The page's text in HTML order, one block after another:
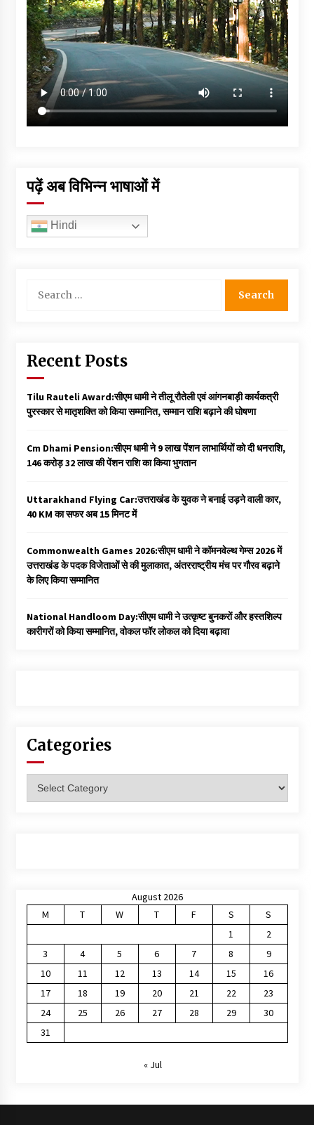
पढ़ें अब विभिन्न भाषाओं में
Hindi
for:
Recent Posts
Tilu Rauteli Award:सीएम धामी ने तीलू रौतेली एवं आंगनबाड़ी कार्यकत्री
पुरस्कार से मातृशक्ति को किया सम्मानित, सम्मान राशि बढ़ाने की घोषणा
Cm Dhami Pension:सीएम धामी ने 9 लाख पेंशन लाभार्थियों को दी धनराशि, ₹
146 करोड़ 32 लाख की पेंशन राशि का किया भुगतान
Uttarakhand Flying Car:उत्तराखंड के युवक ने बनाई उड़ने वाली कार,
40 KM का सफर अब 15 मिनट में
Commonwealth Games 2026:सीएम धामी ने कॉमनवेल्थ गेम्स 2026 में
उत्तराखंड के पदक विजेताओं से की मुलाकात, अंतरराष्ट्रीय मंच पर गौरव बढ़ाने
के लिए किया सम्मानित
National Handloom Day:सीएम धामी ने उत्कृष्ट बुनकरों और हस्तशिल्प
कारीगरों को किया सम्मानित, वोकल फॉर लोकल को दिया बढ़ावा
Categories
August 2026
M
T W T F S
S
1
2
3
4 5 6 7 8
9
10
11 12 13 14 15
16
17
18 19 20 21 22
23
24
25 26 27 28 29
30
31
« Jul